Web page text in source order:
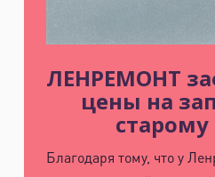
ЛЕНРЕМОНТ
цены на
старому
Благодаря тому, что у